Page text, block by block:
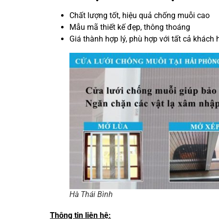
Chất lượng tốt, hiệu quả chống muỗi cao
Mẫu mã thiết kế đẹp, thông thoáng
Giá thành hợp lý, phù hợp với tất cả khách
Hà Thái Bình
Thông tin liên hệ: